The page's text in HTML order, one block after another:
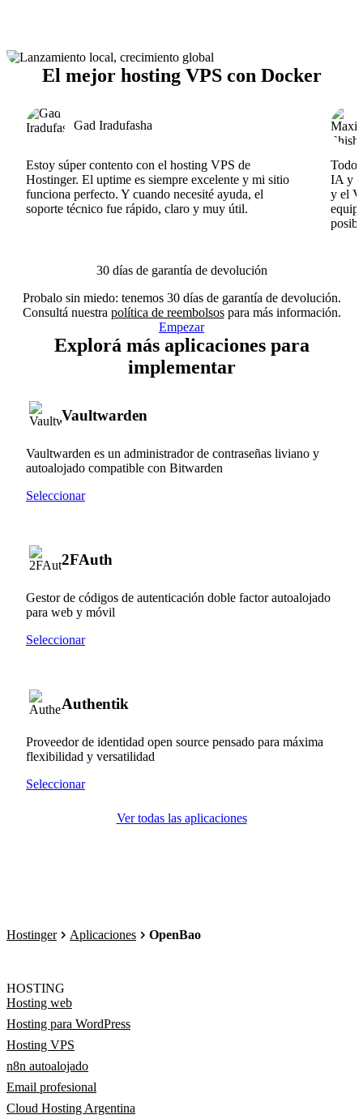
El mejor hosting VPS con Docker
Gad Iradufasha
Estoy súper contento con el hosting VPS de
Hostinger. El uptime es siempre excelente y mi sitio
funciona perfecto. Y cuando necesité ayuda, el
soporte técnico fue rápido, claro y muy útil.
Todo
IA y
y el
30 días de garantía de devolución
Probalo sin miedo: tenemos 30 días de garantía de devolución.
Consultá nuestra política de reembolsospara más información.
Empezar
Explorá más aplicaciones para
implementar
Vaultwarden
Vaultwarden es un administrador de contraseñas liviano y
autoalojado compatible con Bitwarden
Seleccionar
2FAuth
Gestor de códigos de autenticación doble factor autoalojado
para web y móvil
Seleccionar
Authentik
Proveedor de identidad open source pensado para máxima
flexibilidad y versatilidad
Seleccionar
Ver todas las aplicaciones
Hostinger Aplicaciones OpenBao
HOSTING
Hosting web
Hosting para WordPress
Hosting VPS
n8n autoalojado
Email profesional
Cloud Hosting Argentina